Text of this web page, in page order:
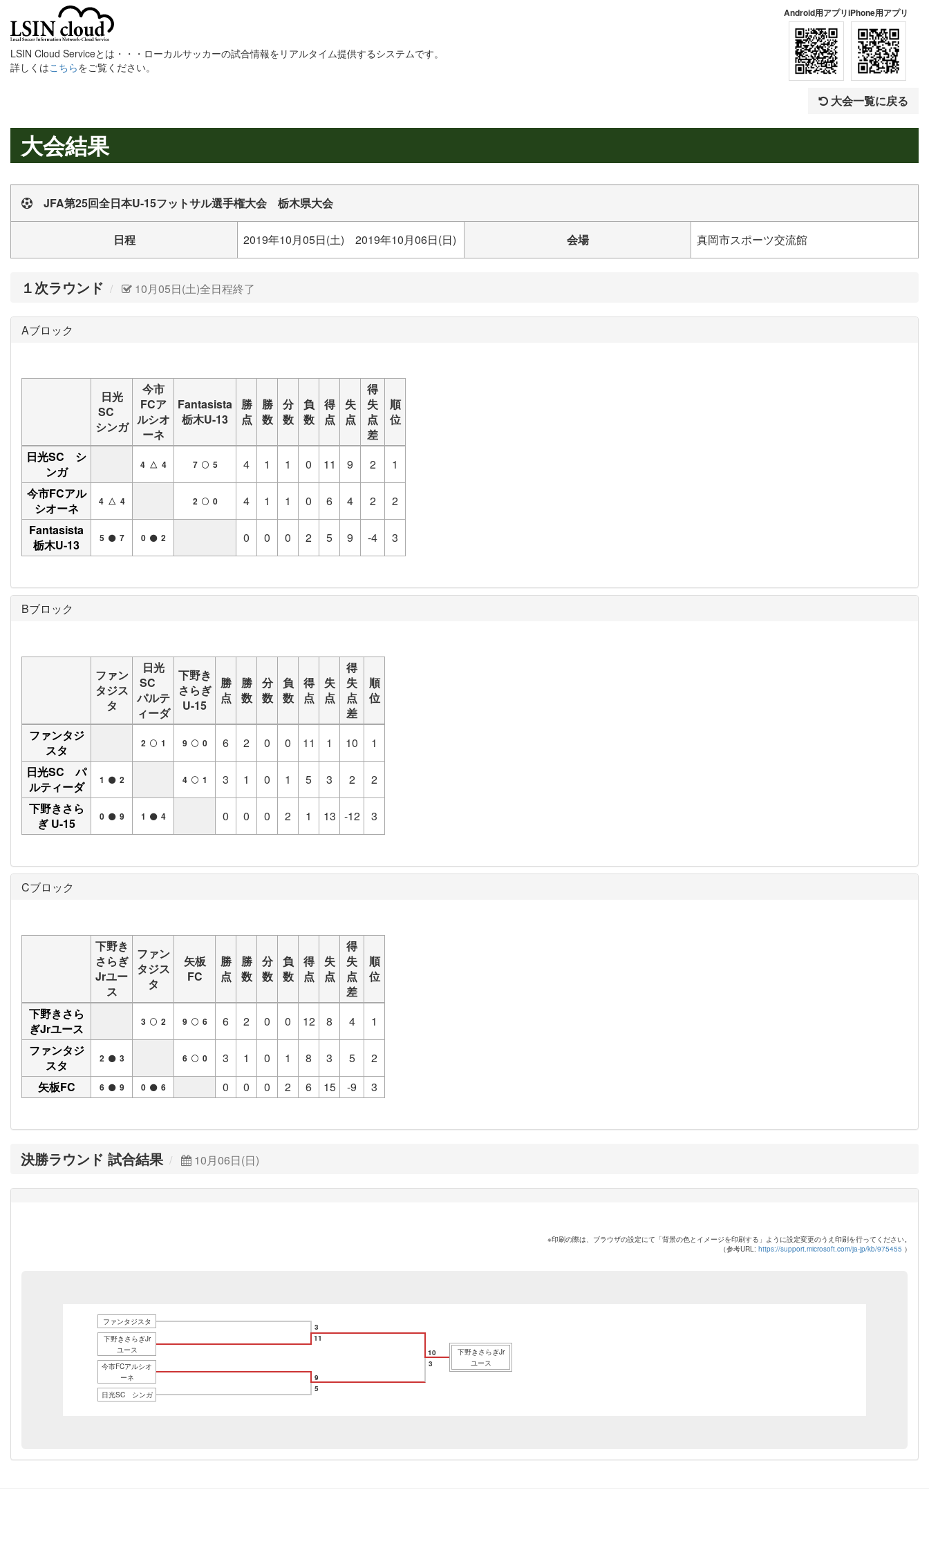
LSIN Cloud Serviceとは・・・ローカルサッカーの試合情報をリアルタイム提供するシステムです。
詳しくはこちらをご覧ください。
Android用アプリiPhone用アプリ
大会一覧に戻る
大会結果
JFA第25回全日本U-15フットサル選手権大会 栃木県大会
日程 2019年10月05日(土) 2019年10月06日(日) 会場 真岡市スポーツ交流館
１次ラウンド 10月05日(土)全日程終了
Aブロック
日光
SC
シンガ
今市
FCア
ルシオ
ーネ
Fantasista
栃木U-13
勝
点
勝
数
分
数
負
数
得
点
失
点
得
失
点
差
順
位
日光SC シ
ンガ
4 △ 4 7 5 4 1 1 0 11 9 2
1
今市FCアル
シオーネ
4 △ 4 2 0 4 1 1 0 6 4 2
2
Fantasista
栃木U-13
5 7 0 2 0 0 0 2 5 9 -4 3
Bブロック
ファン
タジス
タ
日光
SC
パルテ
ィーダ
下野き
さらぎ
U-15
勝
点
勝
数
分
数
負
数
得
点
失
点
得
失
点
差
順
位
ファンタジ
スタ
2 1 9 0 6 2 0 0 11 1 10
1
日光SC パ
ルティーダ
1 2 4 1 3 1 0 1 5 3 2
2
下野きさら
ぎ U-15
0 9 1 4 0 0 0 2 1 13 -12 3
Cブロック
下野き
さらぎ
Jrユー
ス
ファン
タジス
タ
矢板
FC
勝
点
勝
数
分
数
負
数
得
点
失
点
得
失
点
差
順
位
下野きさら
ぎJrユース
3 2 9 6 6 2 0 0 12 8 4
1
ファンタジ
スタ
2 3 6 0 3 1 0 1 8 3 5
2
矢板FC
6 9 0 6 0 0 0 2 6 15 -9 3
決勝ラウンド 試合結果 10月06日(日)
※印刷の際は、ブラウザの設定にて「背景の色とイメージを印刷する」ように設定変更のうえ印刷を行ってください。
（参考URL: https://support.microsoft.com/ja-jp/kb/975455 ）
ファンタジスタ
3
下野きさらぎJr
ユース
11
10
今市FCアルシオ
ーネ
9
日光SC シンガ
5
3
下野きさらぎJr
ユース